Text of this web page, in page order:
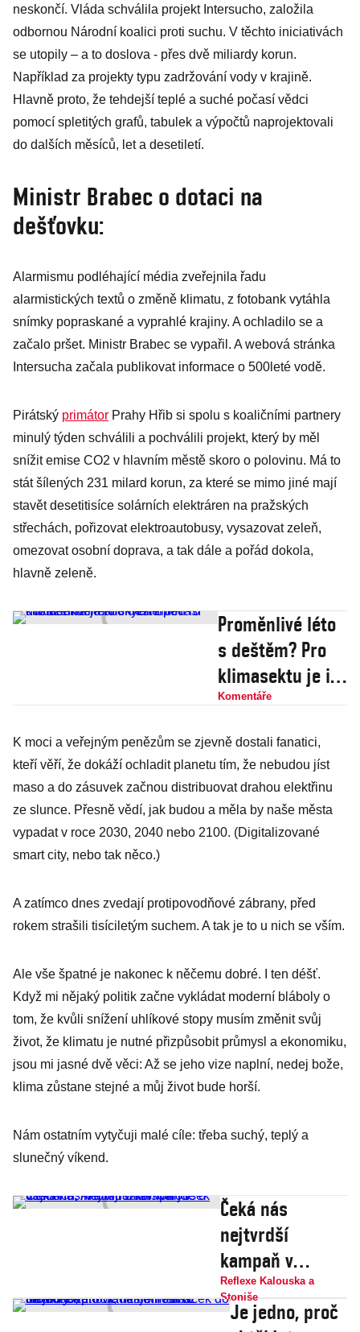
neskončí. Vláda schválila projekt Intersucho, založila
odbornou Národní koalici proti suchu. V těchto iniciativách
se utopily – a to doslova - přes dvě miliardy korun.
Například za projekty typu zadržování vody v krajině.
Hlavně proto, že tehdejší teplé a suché počasí vědci
pomocí spletitých grafů, tabulek a výpočtů naprojektovali
do dalších měsíců, let a desetiletí.
Ministr Brabec o dotaci na
dešťovku:
Alarmismu podléhající média zveřejnila řadu
alarmistických textů o změně klimatu, z fotobank vytáhla
snímky popraskané a vyprahlé krajiny. A ochladilo se a
začalo pršet. Ministr Brabec se vypařil. A webová stránka
Intersucha začala publikovat informace o 500leté vodě.
Pirátský primátor Prahy Hřib si spolu s koaličními partnery
minulý týden schválili a pochválili projekt, který by měl
snížit emise CO2 v hlavním městě skoro o polovinu. Má to
stát šílených 231 milard korun, za které se mimo jiné mají
stavět desetitisíce solárních elektráren na pražských
střechách, pořizovat elektroautobusy, vysazovat zeleň,
omezovat osobní doprava, a tak dále a pořád dokola,
hlavně zeleně.
Proměnlivé léto
s deštěm? Pro
klimasektu je i
normální počasí
klimatických
změn
Komentáře
K moci a veřejným penězům se zjevně dostali fanatici,
kteří věří, že dokáží ochladit planetu tím, že nebudou jíst
maso a do zásuvek začnou distribuovat drahou elektřinu
ze slunce. Přesně vědí, jak budou a měla by naše města
vypadat v roce 2030, 2040 nebo 2100. (Digitalizované
smart city, nebo tak něco.)
A zatímco dnes zvedají protipovodňové zábrany, před
rokem strašili tisíciletým suchem. A tak je to u nich se vším.
Ale vše špatné je nakonec k něčemu dobré. I ten déšť.
Když mi nějaký politik začne vykládat moderní bláboly o
tom, že kvůli snížení uhlíkové stopy musím změnit svůj
život, že klimatu je nutné přizpůsobit průmysl a ekonomiku,
jsou mi jasné dvě věci: Až se jeho vize naplní, nedej bože,
klima zůstane stejné a můj život bude horší.
Nám ostatním vytyčuji malé cíle: třeba suchý, teplý a
slunečný víkend.
Čeká nás
nejtvrdší
kampaň v
dějinách,
Andreji Babišovi
Reflexe Kalouska a
Stoniše
Je jedno, proč